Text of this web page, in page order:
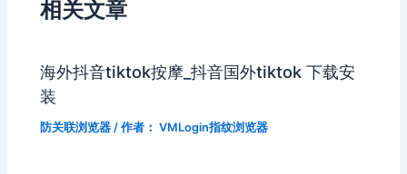
相关文章
海外抖音tiktok按摩_抖音国外tiktok 下载安
装
防关联浏览器 / 作者： VMLogin指纹浏览器